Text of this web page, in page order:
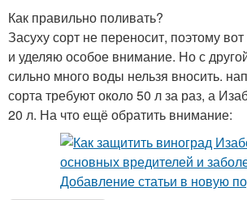
Как правильно поливать?
Засуху сорт не переносит, поэтому
и уделяю особое внимание. Но с
сильно много воды нельзя вносить.
сорта требуют около 50 л за раз, а
20 л. На что ещё обратить внимание: